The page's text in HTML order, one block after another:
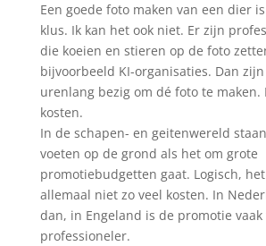
Een goede foto maken van een dier
klus. Ik kan het ook niet. Er zijn
die koeien en stieren op de foto
bijvoorbeeld KI-organisaties. Dan zijn
urenlang bezig om dé foto te maken.
kosten.
In de schapen- en geitenwereld
voeten op de grond als het om grote
promotiebudgetten gaat. Logisch,
allemaal niet zo veel kosten. In
dan, in Engeland is de promotie vaak
professioneler.